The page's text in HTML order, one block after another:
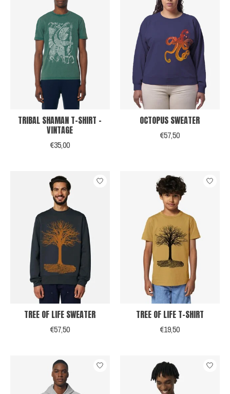
TRIBAL SHAMAN T-SHIRT -
VINTAGE
€35,00
OCTOPUS SWEATER
€57,50
TREE OF LIFE SWEATER
€57,50
TREE OF LIFE T-SHIRT
€19,50